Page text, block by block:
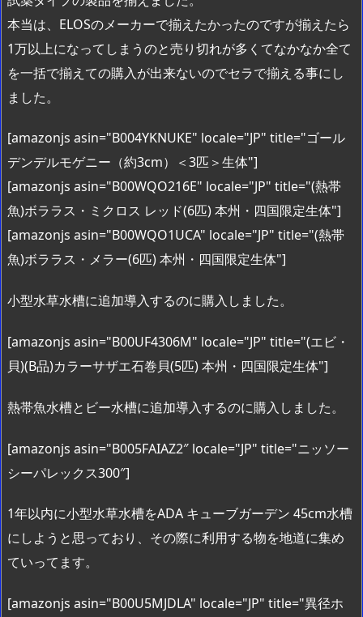
本当は、ELOSのメーカーで揃えたかったのですが揃えたら
1万以上になってしまうのと売り切れが多くてなかなか全て
を一括で揃えての購入が出来ないのでセラで揃える事にし
ました。
[amazonjs asin="B004YKNUKE" locale="JP" title="ゴール
デンデルモゲニー（約3cm）＜3匹＞生体"]
[amazonjs asin="B00WQO216E" locale="JP" title="(熱帯
魚)ボララス・ミクロス レッド(6匹) 本州・四国限定生体"]
[amazonjs asin="B00WQO1UCA" locale="JP" title="(熱帯
魚)ボララス・メラー(6匹) 本州・四国限定生体"]
小型水草水槽に追加導入するのに購入しました。
[amazonjs asin="B00UF4306M" locale="JP" title="(エビ・
貝)(B品)カラーサザエ石巻貝(5匹) 本州・四国限定生体"]
熱帯魚水槽とビー水槽に追加導入するのに購入しました。
[amazonjs asin="B005FAIAZ2″ locale="JP" title="ニッソー
シーパレックス300″]
1年以内に小型水草水槽をADA キューブガーデン 45cm水槽
にしようと思っており、その際に利用する物を地道に集め
ていってます。
[amazonjs asin="B00U5MJDLA" locale="JP" title="異径ホ